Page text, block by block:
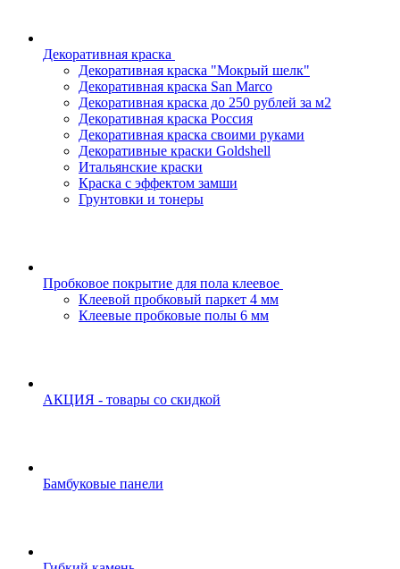
Декоративная краска
Декоративная краска "Мокрый шелк"
Декоративная краска San Marco
Декоративная краска до 250 рублей за м2
Декоративная краска Россия
Декоративная краска своими руками
Декоративные краски Goldshell
Итальянские краски
Краска с эффектом замши
Грунтовки и тонеры
Пробковое покрытие для пола клеевое
Клеевой пробковый паркет 4 мм
Клеевые пробковые полы 6 мм
АКЦИЯ - товары со скидкой
Бамбуковые панели